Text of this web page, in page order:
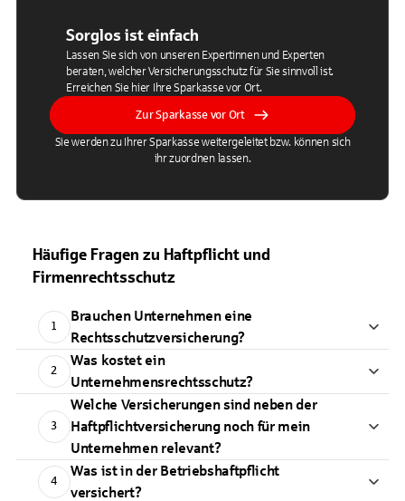
Sorglos ist einfach
Lassen Sie sich von unseren Expertinnen und Experten
beraten, welcher Versicherungsschutz für Sie sinnvoll ist.
Erreichen Sie hier Ihre Sparkasse vor Ort.
Zur Sparkasse vor Ort
Sie werden zu Ihrer Sparkasse weitergeleitet bzw. können sich
ihr zuordnen lassen.
Häufige Fragen zu Haftpflicht und
Firmenrechtsschutz
1
Brauchen Unternehmen eine
Rechtsschutzversicherung?
2
Was kostet ein
Unternehmensrechtsschutz?
3
Welche Versicherungen sind neben der
Haftpflichtversicherung noch für mein
Unternehmen relevant?
4
Was ist in der Betriebshaftpflicht
versichert?